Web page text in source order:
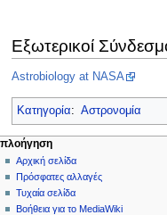
Εξωτερικοί
Astrobiology at NASA
Κατηγορία: Αστρονομία
Μ
ε
ν
ο
ενέργειες σελίδας
σελίδα
συζήτηση
ανάγνωση
προβολή
προσωπικά εργαλεία
δημιουργία
λογαριασμού
σύνδεση
πλοήγηση
Αρχική σελίδα
Πρόσφατες αλλαγές
Τυχαία σελίδα
Βοήθεια για το MediaWiki